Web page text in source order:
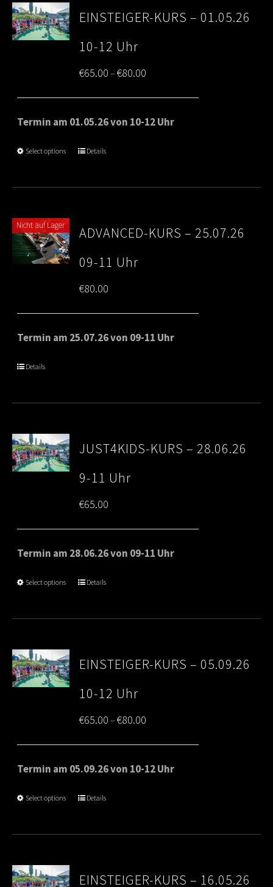
EINSTEIGER-KURS – 01.05.26
10-12 Uhr
€65.00–€80.00
range:
€65.00
Termin am 01.05.26 von 10-12 Uhr
Select options Details
Nicht auf Lager
ADVANCED-KURS – 25.07.26
09-11 Uhr
€80.00
Termin am 25.07.26 von 09-11 Uhr
Details
JUST4KIDS-KURS – 28.06.26
9-11 Uhr
€65.00
Termin am 28.06.26 von 09-11 Uhr
Select options Details
EINSTEIGER-KURS – 05.09.26
10-12 Uhr
€65.00–€80.00
range:
€65.00
Termin am 05.09.26 von 10-12 Uhr
Select options Details
EINSTEIGER-KURS – 16.05.26